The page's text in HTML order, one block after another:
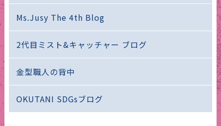
Ms.Jusy The 4th Blog
2代目ミスト&キャッチャー ブログ
金型職人の背中
OKUTANI SDGsブログ